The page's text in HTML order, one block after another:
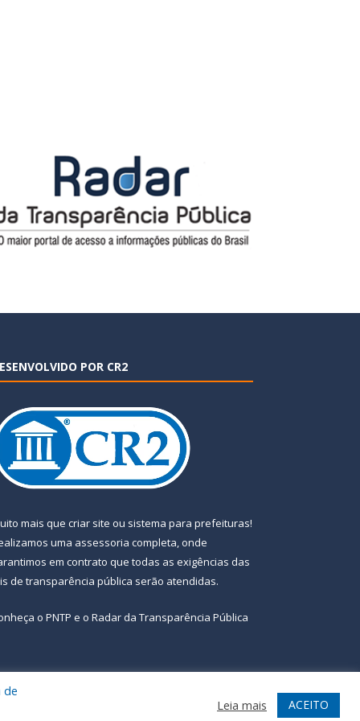
POR CR2
mais que criar site ou sistema para prefeituras!
uma assessoria completa, onde
em contrato que todas as exigências das
de transparência pública serão atendidas.
o PNTP e o Radar da Transparência Pública
Acessar Webmail
de
Leia mais ACEITO